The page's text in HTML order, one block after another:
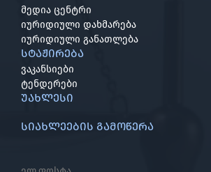
მედია ცენტრი
იურიდიული დახმარება
იურიდიული განათლება
სტაჟირება
ვაკანსიები
ტენდერები
უახლესი
სიახლეების გამოწერა